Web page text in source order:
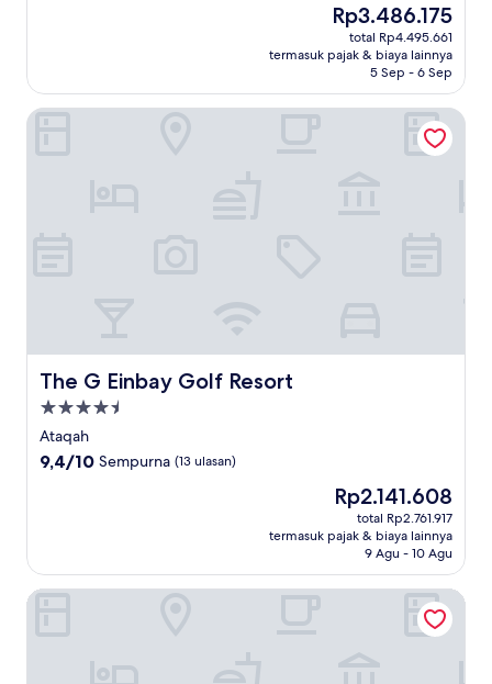
Harga
sekarang
Rp3.486.175
Rp3.486.175
total Rp4.495.661
termasuk pajak & biaya lainnya
5 Sep - 6 Sep
The G Einbay Golf Resort
The G Einbay Golf Resort
Properti
bintang
4.5
Ataqah
9.4
9,4/10 Sempurna (13 ulasan)
Harga
sekarang
Rp2.141.608
Rp2.141.608
total Rp2.761.917
termasuk pajak & biaya lainnya
9 Agu - 10 Agu
The G Einbay Golf Resort
Alhayat Ain El Sokhna